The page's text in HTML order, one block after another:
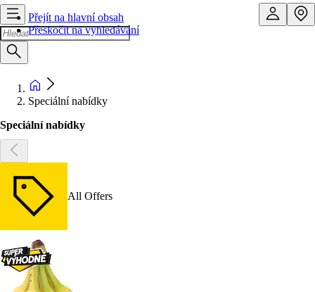
Přejít na hlavní obsah
Přeskočit na vyhledávání
Speciální nabídky
Speciální nabídky
All Offers